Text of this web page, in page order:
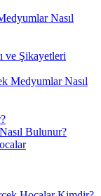
Nasıl
ve Şikayetleri
Medyumlar Nasıl
Bulunur?